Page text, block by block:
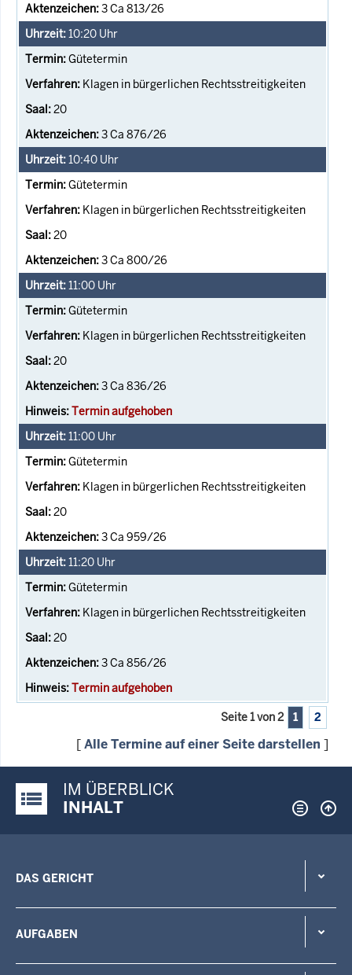
3 Ca 813/26
10:20 Uhr
Gütetermin
Klagen in bürgerlichen Rechtsstreitigkeiten
20
3 Ca 876/26
10:40 Uhr
Gütetermin
Klagen in bürgerlichen Rechtsstreitigkeiten
20
3 Ca 800/26
11:00 Uhr
Gütetermin
Klagen in bürgerlichen Rechtsstreitigkeiten
20
3 Ca 836/26
Termin aufgehoben
11:00 Uhr
Gütetermin
Klagen in bürgerlichen Rechtsstreitigkeiten
20
3 Ca 959/26
11:20 Uhr
Gütetermin
Klagen in bürgerlichen Rechtsstreitigkeiten
20
3 Ca 856/26
Termin aufgehoben
Seite 1 von 2 1 2
[Alle Termine auf einer Seite darstellen ]
Justiz-Portal im Überblick:
IM ÜBERBLICK
INHALT
DAS GERICHT
AUFGABEN